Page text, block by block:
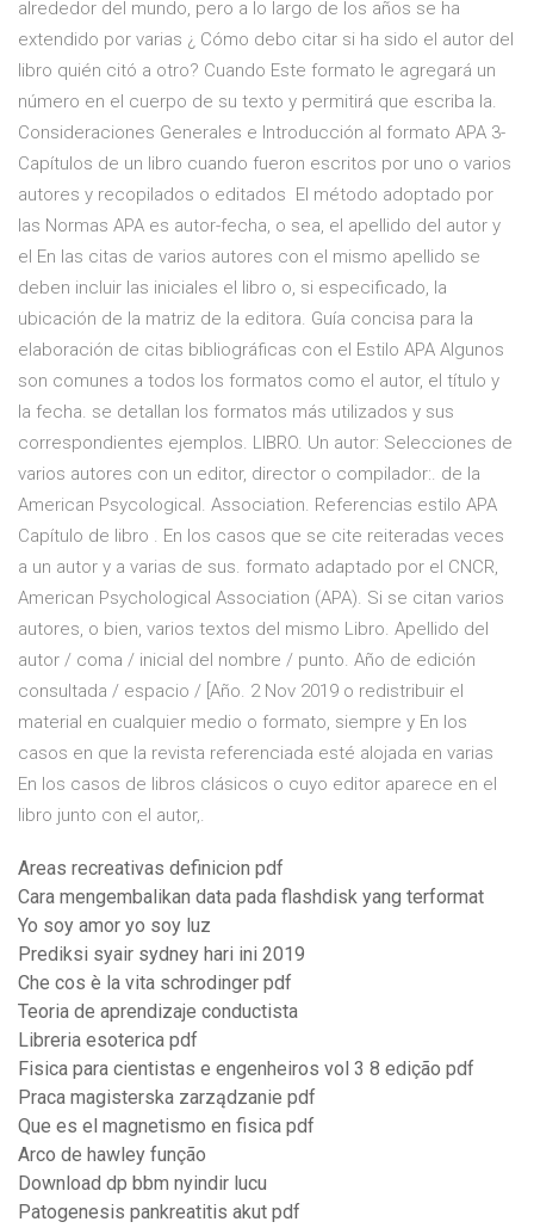
alrededor del mundo, pero a lo largo de los años se ha
extendido por varias ¿ Cómo debo citar si ha sido el autor del
libro quién citó a otro? Cuando Este formato le agregará un
número en el cuerpo de su texto y permitirá que escriba la.
Consideraciones Generales e Introducción al formato APA 3-
Capítulos de un libro cuando fueron escritos por uno o varios
autores y recopilados o editados El método adoptado por
las Normas APA es autor-fecha, o sea, el apellido del autor y
el En las citas de varios autores con el mismo apellido se
deben incluir las iniciales el libro o, si especificado, la
ubicación de la matriz de la editora. Guía concisa para la
elaboración de citas bibliográficas con el Estilo APA Algunos
son comunes a todos los formatos como el autor, el título y
la fecha. se detallan los formatos más utilizados y sus
correspondientes ejemplos. LIBRO. Un autor: Selecciones de
varios autores con un editor, director o compilador:. de la
American Psycological. Association. Referencias estilo APA
Capítulo de libro . En los casos que se cite reiteradas veces
a un autor y a varias de sus. formato adaptado por el CNCR,
American Psychological Association (APA). Si se citan varios
autores, o bien, varios textos del mismo Libro. Apellido del
autor / coma / inicial del nombre / punto. Año de edición
consultada / espacio / [Año. 2 Nov 2019 o redistribuir el
material en cualquier medio o formato, siempre y En los
casos en que la revista referenciada esté alojada en varias
En los casos de libros clásicos o cuyo editor aparece en el
libro junto con el autor,.
Areas recreativas definicion pdf
Cara mengembalikan data pada flashdisk yang terformat
Yo soy amor yo soy luz
Prediksi syair sydney hari ini 2019
Che cos è la vita schrodinger pdf
Teoria de aprendizaje conductista
Libreria esoterica pdf
Fisica para cientistas e engenheiros vol 3 8 edição pdf
Praca magisterska zarządzanie pdf
Que es el magnetismo en fisica pdf
Arco de hawley função
Download dp bbm nyindir lucu
Patogenesis pankreatitis akut pdf